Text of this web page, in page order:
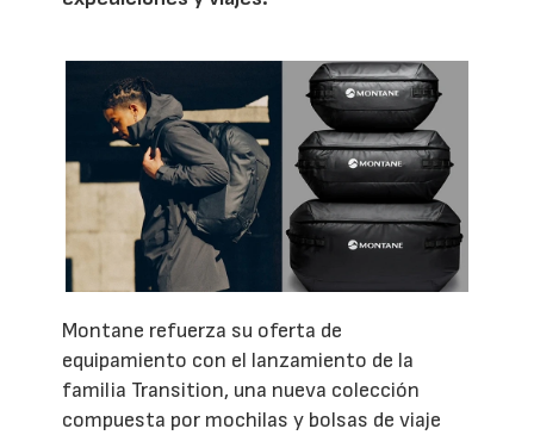
Montane refuerza su oferta de
equipamiento con el lanzamiento de la
familia Transition, una nueva colección
compuesta por mochilas y bolsas de viaje